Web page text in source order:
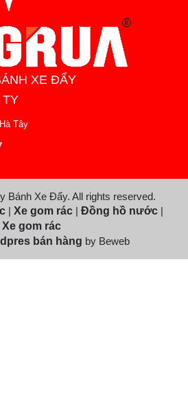
XE ĐẨY
TY
Tây
Bánh Xe Đẩy. All rights reserved.
| Xe gom rác | Đồng hồ nước |
Xe gom rác
bán hàng by Beweb